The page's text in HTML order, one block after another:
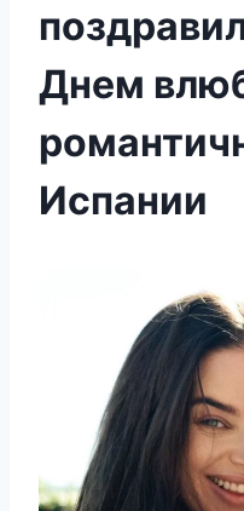
Днем
Испании